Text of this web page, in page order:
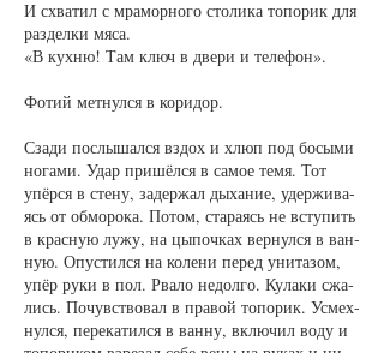
И схва­тил с мра­мор­но­го сто­ли­ка то­по­рик для
раз­дел­ки мя­са.
«В кух­ню! Там ключ в две­ри и те­ле­фон».
Фо­тий мет­нул­ся в ко­ри­дор.
Сза­ди по­слы­шал­ся вздох и хлюп под бо­сы­ми
но­га­ми. Удар при­шёл­ся в са­мое те­мя. Тот
упёр­ся в сте­ну, за­дер­жал ды­ха­ние, удер­жи­ва­
ясь от об­мо­ро­ка. По­том, ста­ра­ясь не всту­пить
в крас­ную лу­жу, на цы­поч­ках вер­нул­ся в ван­
ную. Опус­тил­ся на ко­ле­ни пе­ред уни­та­зом,
упёр ру­ки в пол. Рва­ло не­дол­го. Ку­ла­ки сжа­
лись. По­чувст­во­вал в пра­вой то­по­рик. Усмех­
нул­ся, пе­ре­ка­тил­ся в ван­ну, вклю­чил во­ду и